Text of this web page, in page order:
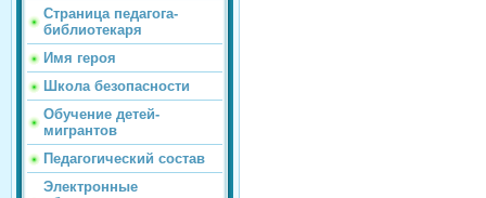
Страница педагога-
библиотекаря
Имя героя
Школа безопасности
Обучение детей-
мигрантов
Педагогический состав
Электронные